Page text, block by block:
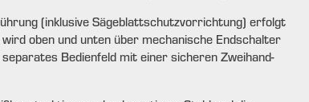
(inklusive Sägeblattschutzvorrichtung) erfolgt
oben und unten über mechanische Endschalter
Bedienfeld mit einer sicheren Zweihand-